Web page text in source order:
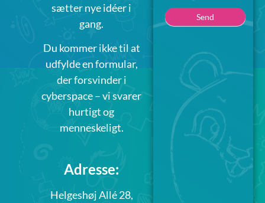
sætter nye idéer i
gang.
Du kommer ikke til at
udfylde en formular,
der forsvinder i
cyberspace – vi svarer
hurtigt og
menneskeligt.
Adresse:
Helgeshøj Allé 28,
Send